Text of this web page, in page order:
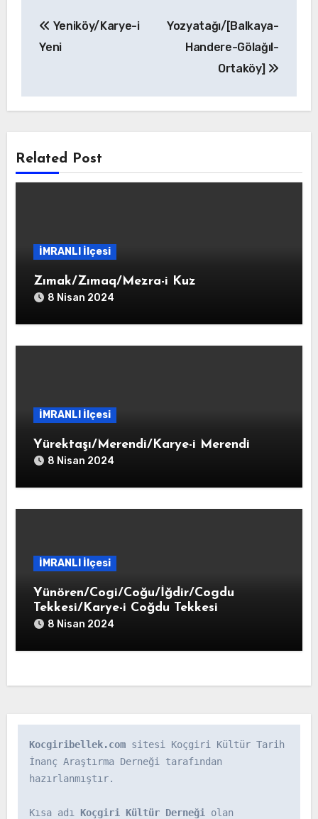
gezinmesi
Yeniköy/Karye-i
Yeni
Yozyatağı/[Balkaya-
Handere-Gölağıl-
Ortaköy]
Related Post
İMRANLI İlçesi
Zımak/Zımaq/Mezra-i Kuz
8 Nisan 2024
İMRANLI İlçesi
Yürektaşı/Merendi/Karye-i Merendi
8 Nisan 2024
İMRANLI İlçesi
Yünören/Cogi/Coğu/İğdir/Cogdu
Tekkesi/Karye-i Coğdu Tekkesi
8 Nisan 2024
Kocgiribellek.com sitesi Koçgiri Kültür Tarih
İnanç Araştırma Derneği tarafından
hazırlanmıştır.
Kısa adı Koçgiri Kültür Derneği olan